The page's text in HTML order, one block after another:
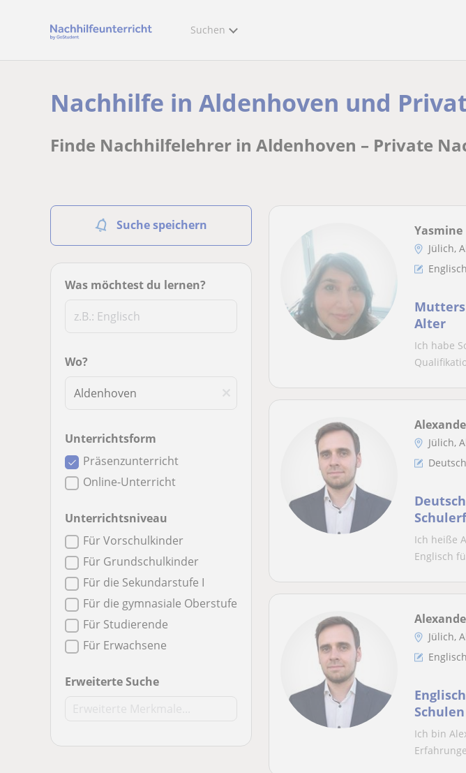
Suchen
Nachhilfe in Aldenhoven und
Finde Nachhilfelehrer in Aldenhoven – Private
Suche speichern
Was möchtest du lernen?
Wo?
Unterrichtsform
Präsenzunterricht
Online-Unterricht
Unterrichtsniveau
Für Vorschulkinder
Für Grundschulkinder
Für die Sekundarstufe I
Für die gymnasiale Oberstufe
Für Studierende
Für Erwachsene
Erweiterte Suche
Yasmine
Jülich,
Alter
Ich habe
Jülich,
Ich heiße
Englisch
Jülich,
Englisch
Ich bin